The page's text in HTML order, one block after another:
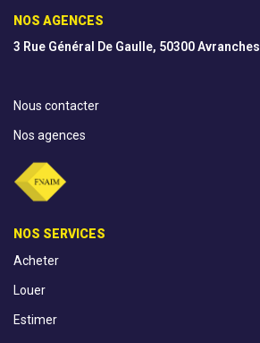
NOS AGENCES
3 Rue Général De Gaulle, 50300 Avranches
Nous contacter
Nos agences
NOS SERVICES
Acheter
Louer
Estimer